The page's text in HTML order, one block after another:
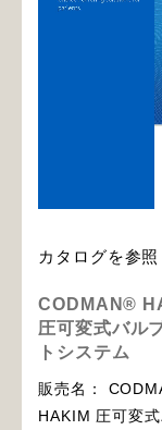
カタログを参照
CODMAN®
圧可変式バル
トシステム
販売名：
HAKIM 圧可変